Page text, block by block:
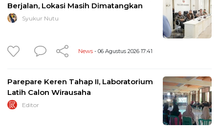
Berjalan, Lokasi Masih Dimatangkan
Syukur Nutu
News - 06 Agustus 2026 17:41
Parepare Keren Tahap II, Laboratorium
Latih Calon Wirausaha
Editor